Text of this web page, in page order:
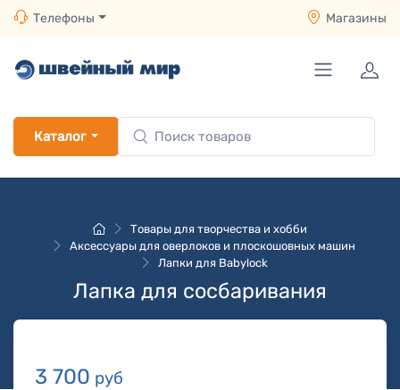
Телефоны Магазины
Каталог
Товары для творчества и хобби
Аксессуары для оверлоков и плоскошовных машин
Лапки для Babylock
Лапка для сосбаривания
3 700 руб